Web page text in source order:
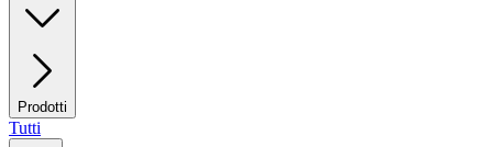
Prodotti
Tutti